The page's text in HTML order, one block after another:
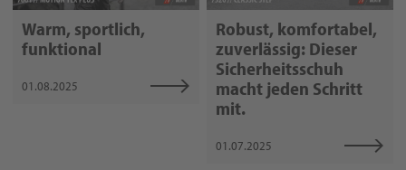
Warm, sportlich,
funktional
01.08.2025
Robust, komfortabel,
zuverlässig: Dieser
Sicherheitsschuh
macht jeden Schritt
mit.
01.07.2025